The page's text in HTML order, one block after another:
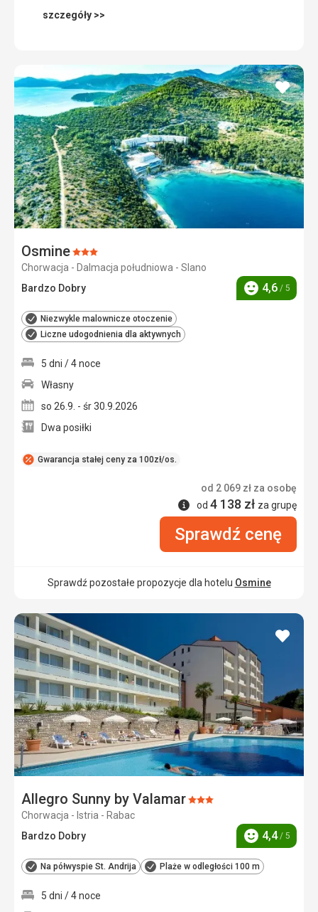
szczegóły >>
OsmineOcena:
3/5
Chorwacja - Dalmacja południowa - Slano
Bardzo Dobry
Ocena
4,6 / 5
Niezwykle malownicze otoczenie
Liczne udogodnienia dla aktywnych
dodaj
do
Gwarancja stałej ceny za 100zł/os.
5 dni / 4 noce
Własny
so 26.9. - śr 30.9.2026
Dwa posiłki
od 2 069 zł za osobę
Informacje
od 4 138 zł za grupę
Sprawdź cenę
Sprawdź pozostałe propozycje dla hotelu Osmine
Allegro Sunny by ValamarOcena:
Chorwacja - Istria - Rabac
Bardzo Dobry
Ocena
4,4/ 5
Na półwyspie St. Andrija Plaże w odległości 100 m
dodaj
5 dni / 4 noce